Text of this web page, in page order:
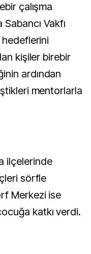
çalışma
Vakfı
kişiler birebir
ardından
mentorlarla
ilçelerinde
sörfle
Merkezi ise
katkı verdi.